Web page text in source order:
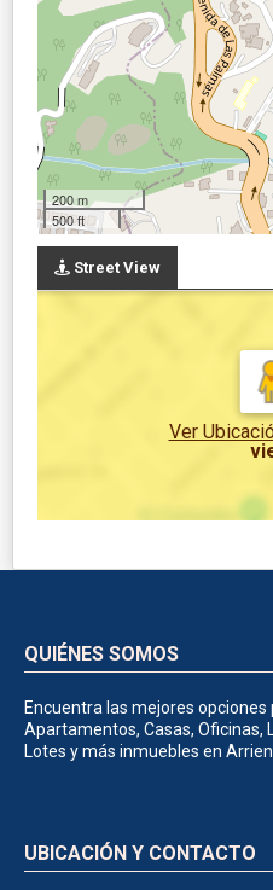
200 m
500 ft
Street View
Ver
QUIÉNES SOMOS
Encuentra las mejores opciones
Apartamentos, Casas, Oficinas,
Lotes y más inmuebles en
UBICACIÓN Y CONTACTO